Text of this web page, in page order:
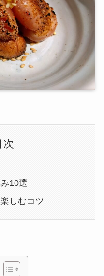
次
10選
しむコツ